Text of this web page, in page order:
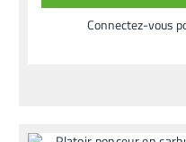
Connectez-vous